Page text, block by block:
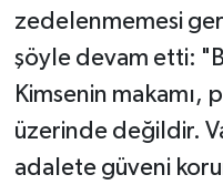
zedelenmemesi
şöyle devam etti:
Kimsenin makamı,
üzerinde değildir.
adalete güveni